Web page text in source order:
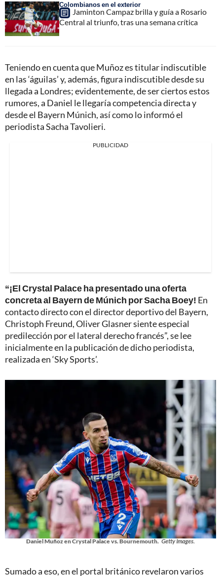
Colombianos en el exterior
Jaminton Campaz brilla y guía a Rosario
Central al triunfo, tras una semana crítica
Teniendo en cuenta que Muñoz es titular indiscutible
en las ‘águilas’ y, además, figura indiscutible desde su
llegada a Londres; evidentemente, de ser ciertos estos
rumores, a Daniel le llegaría competencia directa y
desde el Bayern Múnich, así como lo informó el
periodista Sacha Tavolieri.
PUBLICIDAD
“¡El Crystal Palace ha presentado una oferta
concreta al Bayern de Múnich por Sacha Boey! En
contacto directo con el director deportivo del Bayern,
Christoph Freund, Oliver Glasner siente especial
predilección por el lateral derecho francés”, se lee
inicialmente en la publicación de dicho periodista,
realizada en ‘Sky Sports’.
Daniel Muñoz en Crystal Palace vs. Bournemouth. Getty Images.
Sumado a eso, en el portal británico revelaron varios